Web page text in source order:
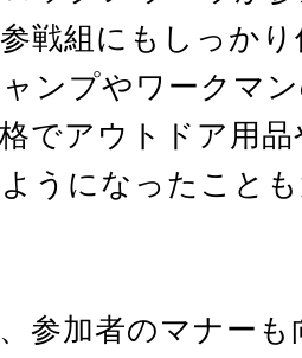
戦組にもしっか
ンプやワークマ
でアウトドア用
うになったこと
参加者のマナー